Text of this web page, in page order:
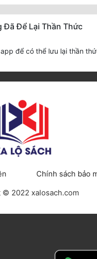
Đã Để Lại Thần Thức
để có thể lưu lại thần
Chính sách bảo
© 2022 xalosach.com